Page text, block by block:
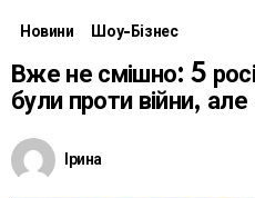
Новини Шоу-Бізнес
Вже не смішно: 5
були проти війни,
Ірина